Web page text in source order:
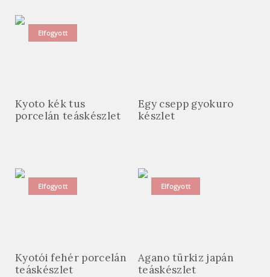
Elfogyott
Kyoto kék tus
porcelán teáskészlet
Egy csepp gyokuro
készlet
Elfogyott
Kyotói fehér porcelán
teáskészlet
Elfogyott
Agano türkiz japán
teáskészlet